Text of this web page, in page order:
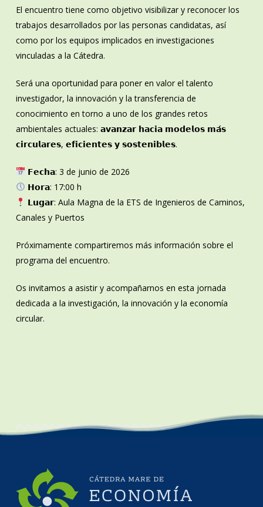
El encuentro tiene como objetivo visibilizar y reconocer los
trabajos desarrollados por las personas candidatas, así
como por los equipos implicados en investigaciones
vinculadas a la Cátedra.
Será una oportunidad para poner en valor el talento
investigador, la innovación y la transferencia de
conocimiento en torno a uno de los grandes retos
ambientales actuales: 𝗮𝘃𝗮𝗻𝘇𝗮𝗿 𝗵𝗮𝗰𝗶𝗮 𝗺𝗼𝗱𝗲𝗹𝗼𝘀 𝗺𝗮́𝘀
𝗰𝗶𝗿𝗰𝘂𝗹𝗮𝗿𝗲𝘀, 𝗲𝗳𝗶𝗰𝗶𝗲𝗻𝘁𝗲𝘀 𝘆 𝘀𝗼𝘀𝘁𝗲𝗻𝗶𝗯𝗹𝗲𝘀.
𝗙𝗲𝗰𝗵𝗮: 3 de junio de 2026
𝗛𝗼𝗿𝗮: 17:00 h
𝗟𝘂𝗴𝗮𝗿: Aula Magna de la ETS de Ingenieros de Caminos,
Canales y Puertos
Próximamente compartiremos más información sobre el
programa del encuentro.
Os invitamos a asistir y acompañarnos en esta jornada
dedicada a la investigación, la innovación y la economía
circular.